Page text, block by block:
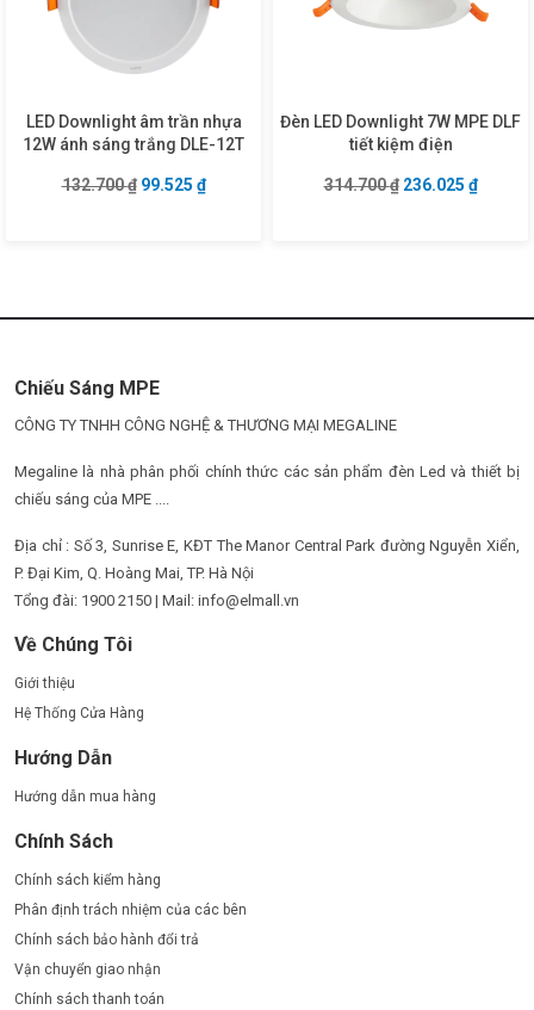
LED Downlight âm trần nhựa
12W ánh sáng trắng DLE-12T
132.700₫ Giá gốc là: 132.700 ₫.
99.525 ₫Giá hiện tại là: 99.525 ₫.
Đèn LED Downlight 7W MPE DLF
tiết kiệm điện
314.700₫ Giá gốc là:
236.025 ₫Giá
Chiếu Sáng MPE
CÔNG TY TNHH CÔNG NGHỆ & THƯƠNG MẠI MEGALINE
Megaline là nhà phân phối chính thức các sản phẩm đèn Led và thiết bị
chiếu sáng của MPE ....
Địa chỉ : Số 3, Sunrise E, KĐT The Manor Central Park đường Nguyễn Xiển,
P. Đại Kim, Q. Hoàng Mai, TP. Hà Nội
Tổng đài: 1900 2150 | Mail: info@elmall.vn
Về Chúng Tôi
Giới thiệu
Hệ Thống Cửa Hàng
Hướng Dẫn
Hướng dẫn mua hàng
Chính Sách
Chính sách kiểm hàng
Phân định trách nhiệm của các bên
Chính sách bảo hành đổi trả
Vận chuyển giao nhận
Chính sách thanh toán